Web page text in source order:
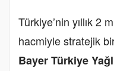
Türkiye’nin yıllık 2
hacmiyle stratejik
Bayer Türkiye